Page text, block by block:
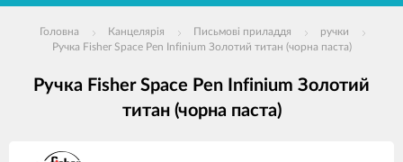
Головна Канцелярія Письмові приладдя
ручки
Ручка Fisher Space Pen Infinium Золотий титан (чорна паста)
Ручка Fisher Space Pen Infinium Золотий
титан (чорна паста)
зображення